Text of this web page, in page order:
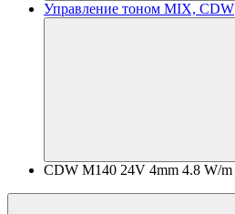
Управление тоном MIX, CDW
CDW M140 24V 4mm 4.8 W/m